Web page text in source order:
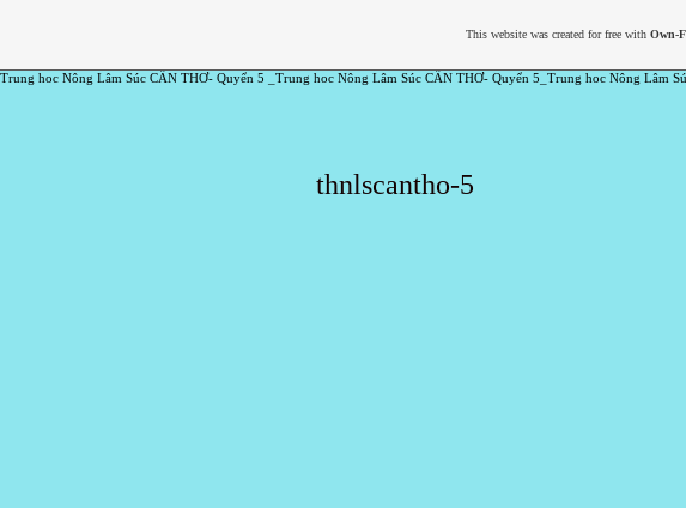
Trung hoc Nông Lâm Súc CẦN THƠ- Quyển 5 _Trung hoc Nông Lâm Súc CẦN THƠ- Quyển 5_Trung hoc Nông Lâm
thnlscantho-5
This website was created for free with Own-